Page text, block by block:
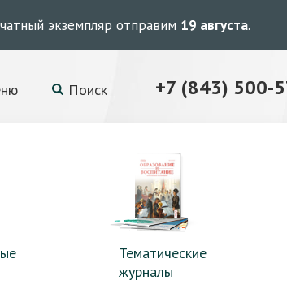
экземпляр отправим 19 августа.
Поиск +7 (843) 500-
Тематические
журналы